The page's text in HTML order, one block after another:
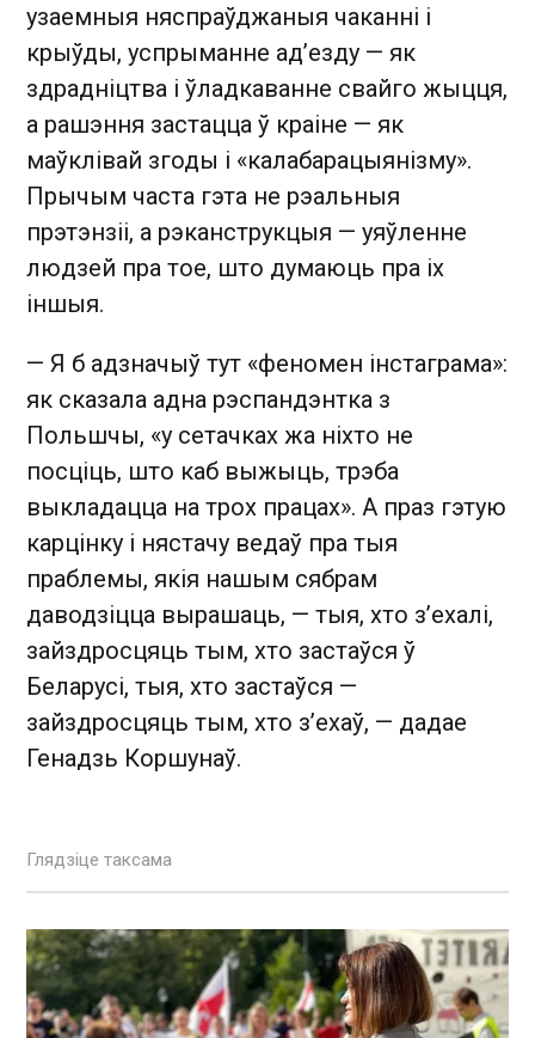
узаемныя няспраўджаныя чаканні і
крыўды, успрыманне ад’езду — як
здрадніцтва і ўладкаванне свайго жыцця,
а рашэння застацца ў краіне — як
маўклівай згоды і «калабарацыянізму».
Прычым часта гэта не рэальныя
прэтэнзіі, а рэканструкцыя — уяўленне
людзей пра тое, што думаюць пра іх
іншыя.
— Я б адзначыў тут «феномен інстаграма»:
як сказала адна рэспандэнтка з
Польшчы, «у сетачках жа ніхто не
посціць, што каб выжыць, трэба
выкладацца на трох працах». А праз гэтую
карцінку і нястачу ведаў пра тыя
праблемы, якія нашым сябрам
даводзіцца вырашаць, — тыя, хто з’ехалі,
зайздросцяць тым, хто застаўся ў
Беларусі, тыя, хто застаўся —
зайздросцяць тым, хто з’ехаў, — дадае
Генадзь Коршунаў.
Глядзіце таксама